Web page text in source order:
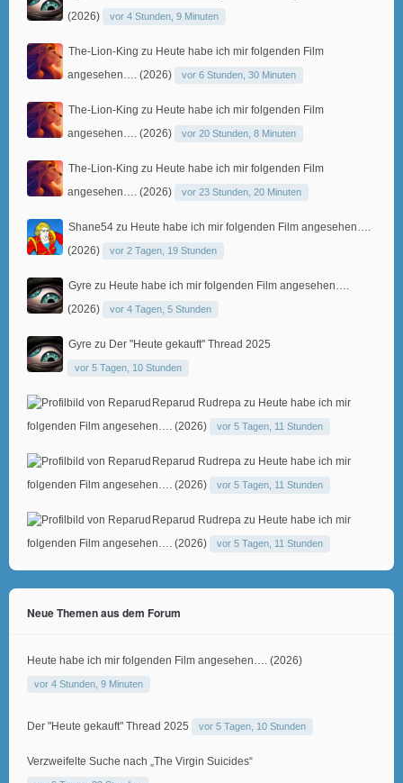
(2026)
vor 4 Stunden, 9 Minuten
The-Lion-King zu Heute habe ich mir folgenden Film
angesehen…. (2026)
vor 6 Stunden, 30 Minuten
The-Lion-King zu Heute habe ich mir folgenden Film
angesehen…. (2026)
vor 20 Stunden, 8 Minuten
The-Lion-King zu Heute habe ich mir folgenden Film
angesehen…. (2026)
vor 23 Stunden, 20 Minuten
Shane54 zu Heute habe ich mir folgenden Film angesehen….
(2026)
vor 2 Tagen, 19 Stunden
Gyre zu Heute habe ich mir folgenden Film angesehen….
(2026)
vor 4 Tagen, 5 Stunden
Gyre zu Der "Heute gekauft" Thread 2025
vor 5 Tagen, 10 Stunden
Reparud Rudrepa zu Heute habe ich mir
folgenden Film angesehen…. (2026)
vor 5 Tagen, 11 Stunden
Reparud Rudrepa zu Heute habe ich mir
folgenden Film angesehen…. (2026)
vor 5 Tagen, 11 Stunden
Reparud Rudrepa zu Heute habe ich mir
folgenden Film angesehen…. (2026)
vor 5 Tagen, 11 Stunden
Neue Themen aus dem Forum
Heute habe ich mir folgenden Film angesehen…. (2026)
vor 4 Stunden, 9 Minuten
Der "Heute gekauft" Thread 2025 vor 5 Tagen, 10 Stunden
Verzweifelte Suche nach „The Virgin Suicides“